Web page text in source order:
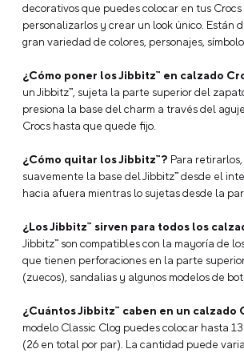
decorativos que puedes colocar en tus
personalizarlos y crear un look único. Están
gran variedad de colores, personajes,
¿Cómo poner los Jibbitz™ en calzado
un Jibbitz™, sujeta la parte superior del
presiona la base del charm a través del
Crocs hasta que quede fijo.
¿Cómo quitar los Jibbitz™? Para
suavemente la base del Jibbitz™ desde el
hacia afuera mientras lo sujetas desde la
¿Los Jibbitz™ sirven para todos los
Jibbitz™ son compatibles con la mayoría de
que tienen perforaciones en la parte
(zuecos), sandalias y algunos modelos de
¿Cuántos Jibbitz™ caben en un calzado
modelo Classic Clog puedes colocar hasta
(26 en total por par). La cantidad puede